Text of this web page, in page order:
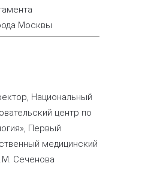
Москвы
Национальный
центр по
Первый
медицинский
Сеченова